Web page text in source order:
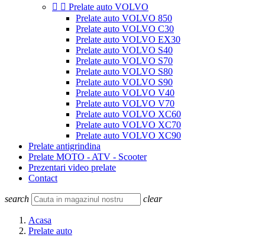
  Prelate auto VOLVO
Prelate auto VOLVO 850
Prelate auto VOLVO C30
Prelate auto VOLVO EX30
Prelate auto VOLVO S40
Prelate auto VOLVO S70
Prelate auto VOLVO S80
Prelate auto VOLVO S90
Prelate auto VOLVO V40
Prelate auto VOLVO V70
Prelate auto VOLVO XC60
Prelate auto VOLVO XC70
Prelate auto VOLVO XC90
Prelate antigrindina
Prelate MOTO - ATV - Scooter
Prezentari video prelate
Contact
search clear
Acasa
Prelate auto